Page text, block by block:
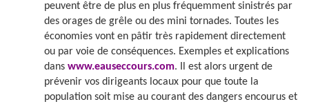
peuvent être de plus en plus fréquemment sinistrés par
des orages de grêle ou des mini tornades. Toutes les
économies vont en pâtir très rapidement directement
ou par voie de conséquences. Exemples et explications
dans www.eauseccours.com. Il est alors urgent de
prévenir vos dirigeants locaux pour que toute la
population soit mise au courant des dangers encourus et